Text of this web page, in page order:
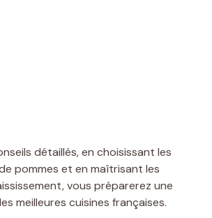
détaillés, en choisissant les
pommes et en maîtrisant les
vous préparerez une
meilleures cuisines françaises.